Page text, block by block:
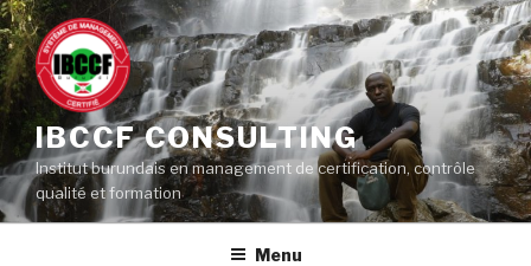
Aller
au
contenu
principal
IBCCF CONSULTING
Institut burundais en management de certification, contrôle
qualité et formation
Menu